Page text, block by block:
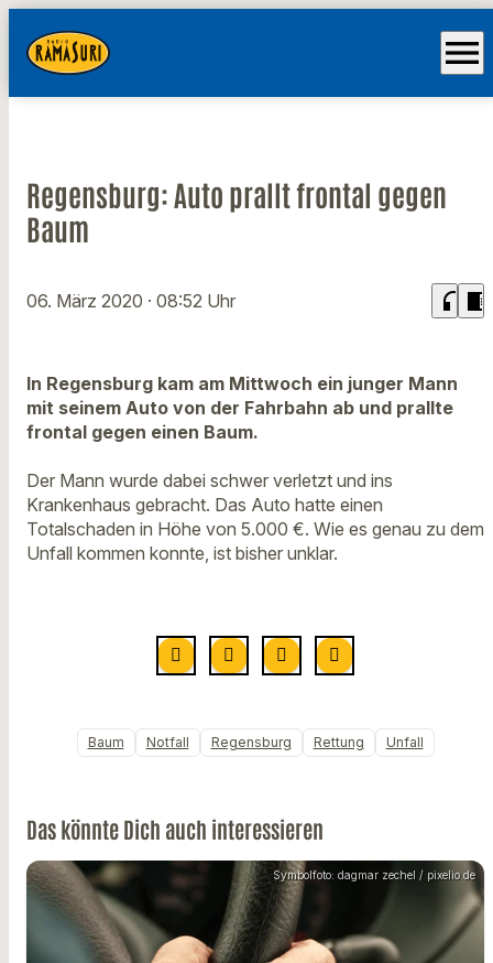
menu
Regensburg: Auto prallt frontal gegen
Baum
06. März 2020 · 08:52 Uhr headphones chrome_reader_mode
In Regensburg kam am Mittwoch ein junger Mann
mit seinem Auto von der Fahrbahn ab und prallte
frontal gegen einen Baum.
Der Mann wurde dabei schwer verletzt und ins
Krankenhaus gebracht. Das Auto hatte einen
Totalschaden in Höhe von 5.000 €. Wie es genau zu dem
Unfall kommen konnte, ist bisher unklar.
Baum Notfall Regensburg Rettung Unfall
Das könnte Dich auch interessieren
Symbolfoto: dagmar zechel / pixelio.de